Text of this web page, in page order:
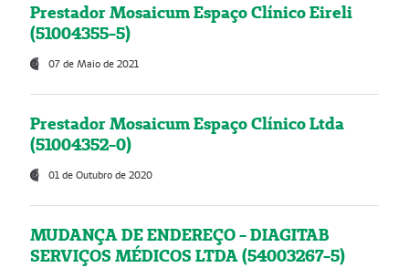
Prestador Mosaicum Espaço Clínico Eireli
(51004355-5)
07 de Maio de 2021
Prestador Mosaicum Espaço Clínico Ltda
(51004352-0)
01 de Outubro de 2020
MUDANÇA DE ENDEREÇO - DIAGITAB
SERVIÇOS MÉDICOS LTDA (54003267-5)